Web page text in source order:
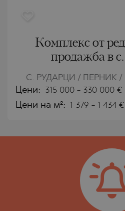
Комплекс от
продажба в
С. РУДАРЦИ / ПЕРНИК /
Цени: 315 000 - 330 000 €
Цени на м²: 1 379 - 1 434